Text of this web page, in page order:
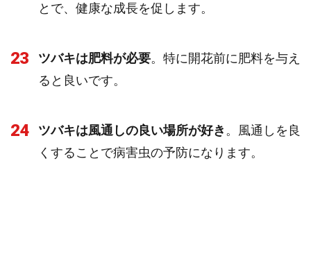
とで、健康な成長を促します。
23 ツバキは肥料が必要。特に開花前に肥料を与え
ると良いです。
24 ツバキは風通しの良い場所が好き 。風通しを良
くすることで病害虫の予防になります。